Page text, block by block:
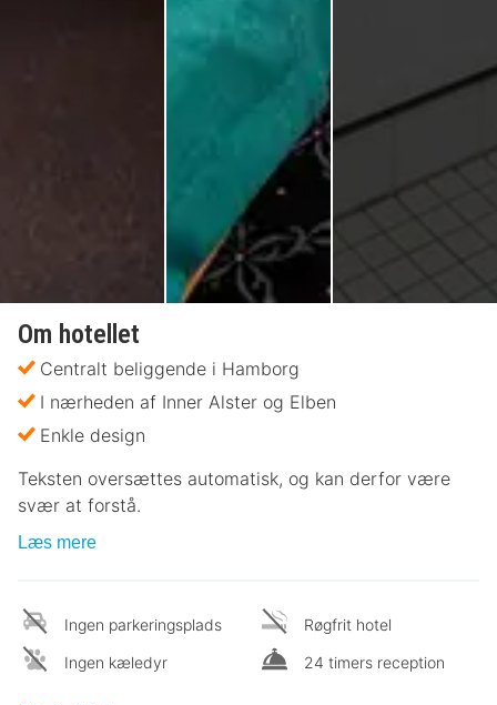
Om hotellet
Centralt beliggende i Hamborg
I nærheden af Inner Alster og Elben
Enkle design
Teksten oversættes automatisk, og kan derfor være
svær at forstå.
Læs mere
Ingen parkeringsplads
Ingen kæledyr
Røgfrit hotel
24 timers reception